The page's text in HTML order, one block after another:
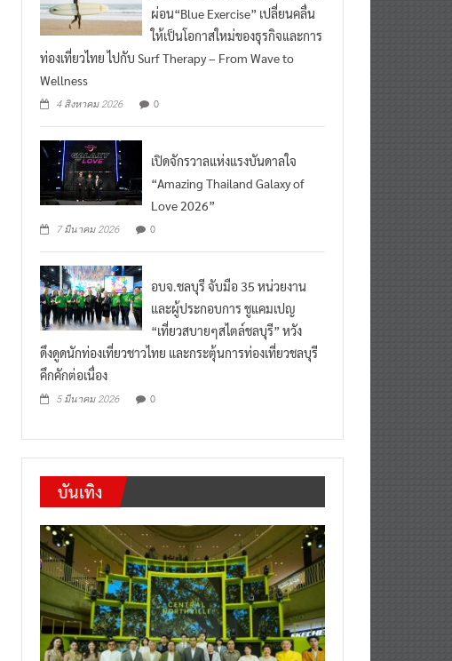
ผ่อน“Blue Exercise” เปลี่ยนคลื่น
ให้เป็นโอกาสใหม่ของธุรกิจและการ
ท่องเที่ยวไทย ไปกับ Surf Therapy – From Wave to
Wellness
4 สิงหาคม 2026 0
เปิดจักรวาลแห่งแรงบันดาลใจ
“Amazing Thailand Galaxy of
Love 2026”
7 มีนาคม 2026 0
อบจ.ชลบุรี จับมือ 35 หน่วยงาน
และผู้ประกอบการ ชูแคมเปญ
“เที่ยวสบายๆสไตล์ชลบุรี” หวัง
ดึงดูดนักท่องเที่ยวชาวไทย และกระตุ้นการท่องเที่ยวชลบุรี
คึกคักต่อเนื่อง
5 มีนาคม 2026 0
บันเทิง